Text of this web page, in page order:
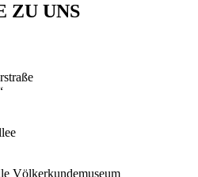
ZU UNS
Völkerkundemuseum